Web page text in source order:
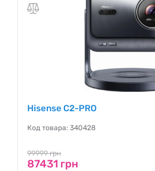
Hisense C2-PRO
Код товара: 340428
99999 грн
87431 грн